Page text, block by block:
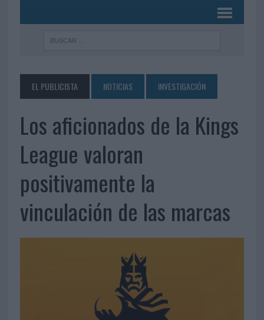
EL PUBLICISTA NOTICIAS INVESTIGACIÓN
Los aficionados de la Kings
League valoran
positivamente la
vinculación de las marcas